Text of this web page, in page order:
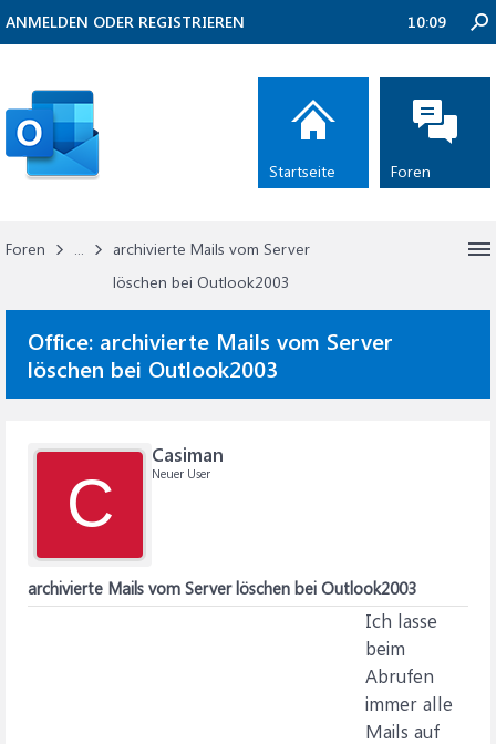
Foren ...
archivierte Mails vom Server
löschen bei Outlook2003
Office: archivierte Mails vom Server
löschen bei Outlook2003
C
Casiman
Neuer User
archivierte Mails vom Server löschen bei Outlook2003
Ich lasse
beim
Abrufen
immer alle
Mails auf
ANMELDEN ODER REGISTRIEREN 10:09
Startseite Foren